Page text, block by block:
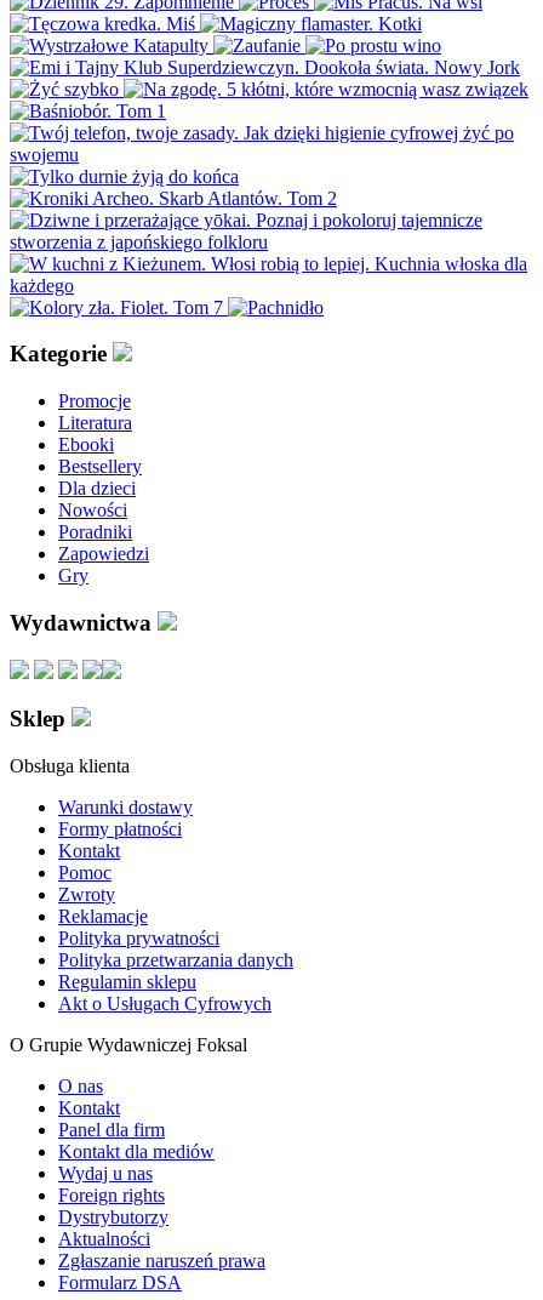
Kategorie
Promocje
Literatura
Ebooki
Bestsellery
Dla dzieci
Nowości
Poradniki
Zapowiedzi
Gry
Wydawnictwa
Sklep
Obsługa klienta
Warunki dostawy
Formy płatności
Kontakt
Pomoc
Zwroty
Reklamacje
Polityka prywatności
Polityka przetwarzania danych
Regulamin sklepu
Akt o Usługach Cyfrowych
O Grupie Wydawniczej Foksal
O nas
Kontakt
Panel dla firm
Kontakt dla mediów
Wydaj u nas
Foreign rights
Dystrybutorzy
Aktualności
Zgłaszanie naruszeń prawa
Formularz DSA